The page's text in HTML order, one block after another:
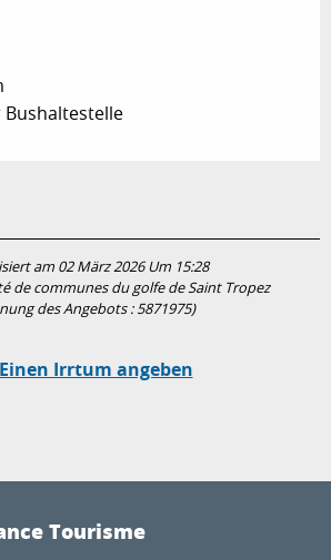
Bushaltestelle
am 02 März 2026 Um 15:28
de communes du golfe de Saint Tropez
des Angebots :5871975)
Einen Irrtum angeben
Tourisme